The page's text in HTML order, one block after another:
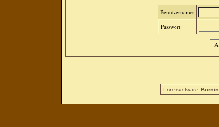
Benutzername:
Passwort:
Forensoftware: